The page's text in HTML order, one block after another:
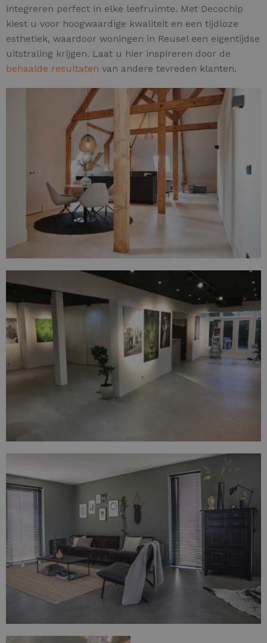
integreren perfect in elke leefruimte. Met Decochip
kiest u voor hoogwaardige kwaliteit en een tijdloze
esthetiek, waardoor woningen in Reusel een eigentijdse
uitstraling krijgen. Laat u hier inspireren door de
behaalde resultaten van andere tevreden klanten.